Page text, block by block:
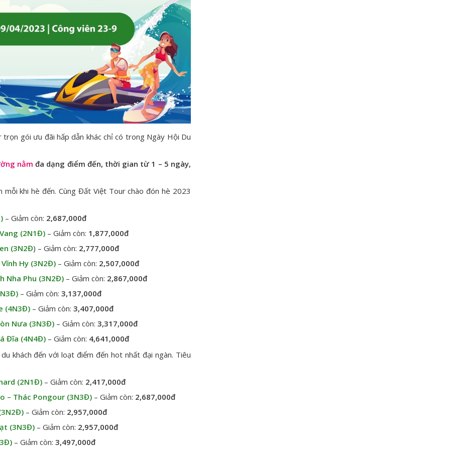
gói ưu đãi hấp dẫn khác chỉ có trong Ngày Hội Du
nằm đa dạng điểm đến, thời gian từ 1 – 5 ngày,
mỗi khi hè đến. Cùng Đất Việt Tour chào đón hè 2023
– Giảm còn: 2,687,000đ
(2N1Đ) – Giảm còn: 1,877,000đ
(3N2Đ) – Giảm còn: 2,777,000đ
Hy (3N2Đ) – Giảm còn: 2,507,000đ
Nha Phu (3N2Đ) – Giảm còn: 2,867,000đ
– Giảm còn: 3,137,000đ
(4N3Đ) – Giảm còn: 3,407,000đ
Nưa (3N3Đ) – Giảm còn: 3,317,000đ
Đĩa (4N4Đ) – Giảm còn: 4,641,000đ
khách đến với loạt điểm đến hot nhất đại ngàn. Tiêu
(2N1Đ) – Giảm còn: 2,417,000đ
– Thác Pongour (3N3Đ) – Giảm còn: 2,687,000đ
– Giảm còn: 2,957,000đ
(3N3Đ) – Giảm còn: 2,957,000đ
– Giảm còn: 3,497,000đ